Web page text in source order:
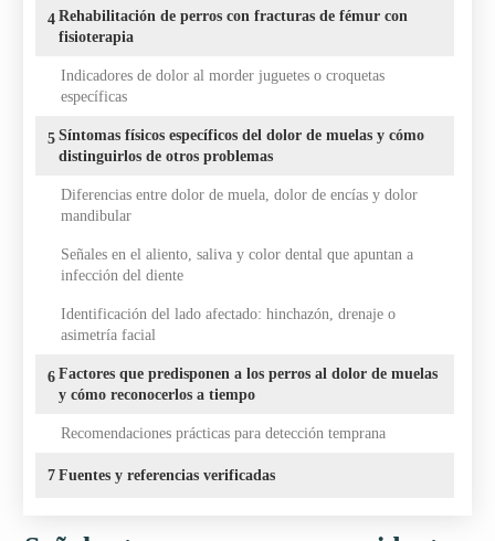
4 Rehabilitación de perros con fracturas de fémur con
fisioterapia
Indicadores de dolor al morder juguetes o croquetas
específicas
5 Síntomas físicos específicos del dolor de muelas y cómo
distinguirlos de otros problemas
Diferencias entre dolor de muela, dolor de encías y dolor
mandibular
Señales en el aliento, saliva y color dental que apuntan a
infección del diente
Identificación del lado afectado: hinchazón, drenaje o
asimetría facial
6 Factores que predisponen a los perros al dolor de muelas
y cómo reconocerlos a tiempo
Recomendaciones prácticas para detección temprana
7 Fuentes y referencias verificadas